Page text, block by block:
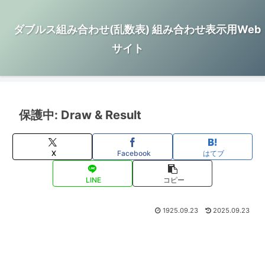
ダブルス組み合わせ(乱数表) 組み合わせ表示用Web
サイト
保護中: Draw & Result
X Facebook はてブ
LINE コピー
1925.09.23 2025.09.23